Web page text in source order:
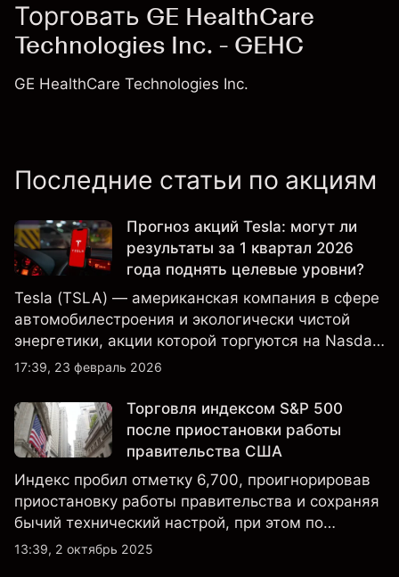
Торговать GE HealthCare
Technologies Inc. - GEHC
GE HealthCare Technologies Inc.
Последние статьи по акциям
Прогноз акций Tesla: могут ли
результаты за 1 квартал 2026
года поднять целевые уровни?
Tesla (TSLA) — американская компания в сфере
автомобилестроения и экологически чистой
энергетики, акции которой торгуются на Nasdaq
и находятся под пристальным вниманием
результатами, данными о поставках и развитием
технологий и производства.
17:39, 23 февраль 2026
Торговля индексом S&P 500
после приостановки работы
правительства США
Индекс пробил отметку 6,700, проигнорировав
приостановку работы правительства и сохраняя
бычий технический настрой, при этом по
настроениям клиенты остаются
13:39, 2 октябрь 2025